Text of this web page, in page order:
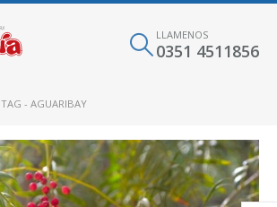
LLAMENOS
0351 4511856
TAG -AGUARIBAY